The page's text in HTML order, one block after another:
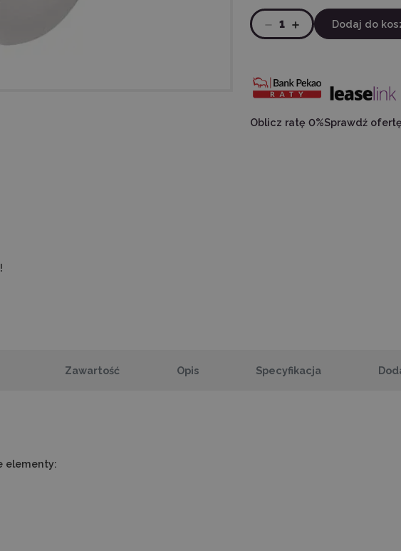
1 Dodaj do
Oblicz ratę 0%Sprawdź
Zawartość Opis Specyfikacja
elementy: